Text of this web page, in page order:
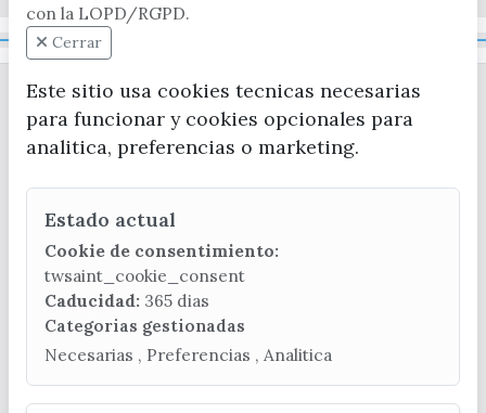
CONTACTA CON LA OFICINA DE TURISMO
(+34) 952 541 104
turismo@velezmalaga.es
C/ Poniente, 2. CP 29740 - Torre del Mar
con la LOPD/RGPD.
Cerrar
Este sitio usa cookies tecnicas necesarias
para funcionar y cookies opcionales para
analitica, preferencias o marketing.
Estado actual
Cookie de consentimiento:
twsaint_cookie_consent
Caducidad: 365 dias
Categorias gestionadas
Necesarias , Preferencias , Analitica